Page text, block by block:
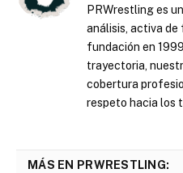
PRWrestling es
análisis, activa de
fundación en
trayectoria,
cobertura
respeto hacia los
MÁS EN PRWRESTLING: